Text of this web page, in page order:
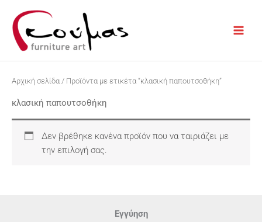
στο
περιεχόμενο
Αρχική σελίδα / Προϊόντα με ετικέτα “κλασική παπουτσοθήκη”
κλασική παπουτσοθήκη
Δεν βρέθηκε κανένα προϊόν που να ταιριάζει με
την επιλογή σας.
Εγγύηση